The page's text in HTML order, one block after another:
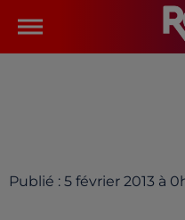
Publié : 5 février 2013 à